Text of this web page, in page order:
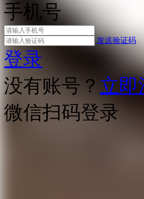
手机号
发送验证码
登录
没有账号？ 立即
微信扫码登录